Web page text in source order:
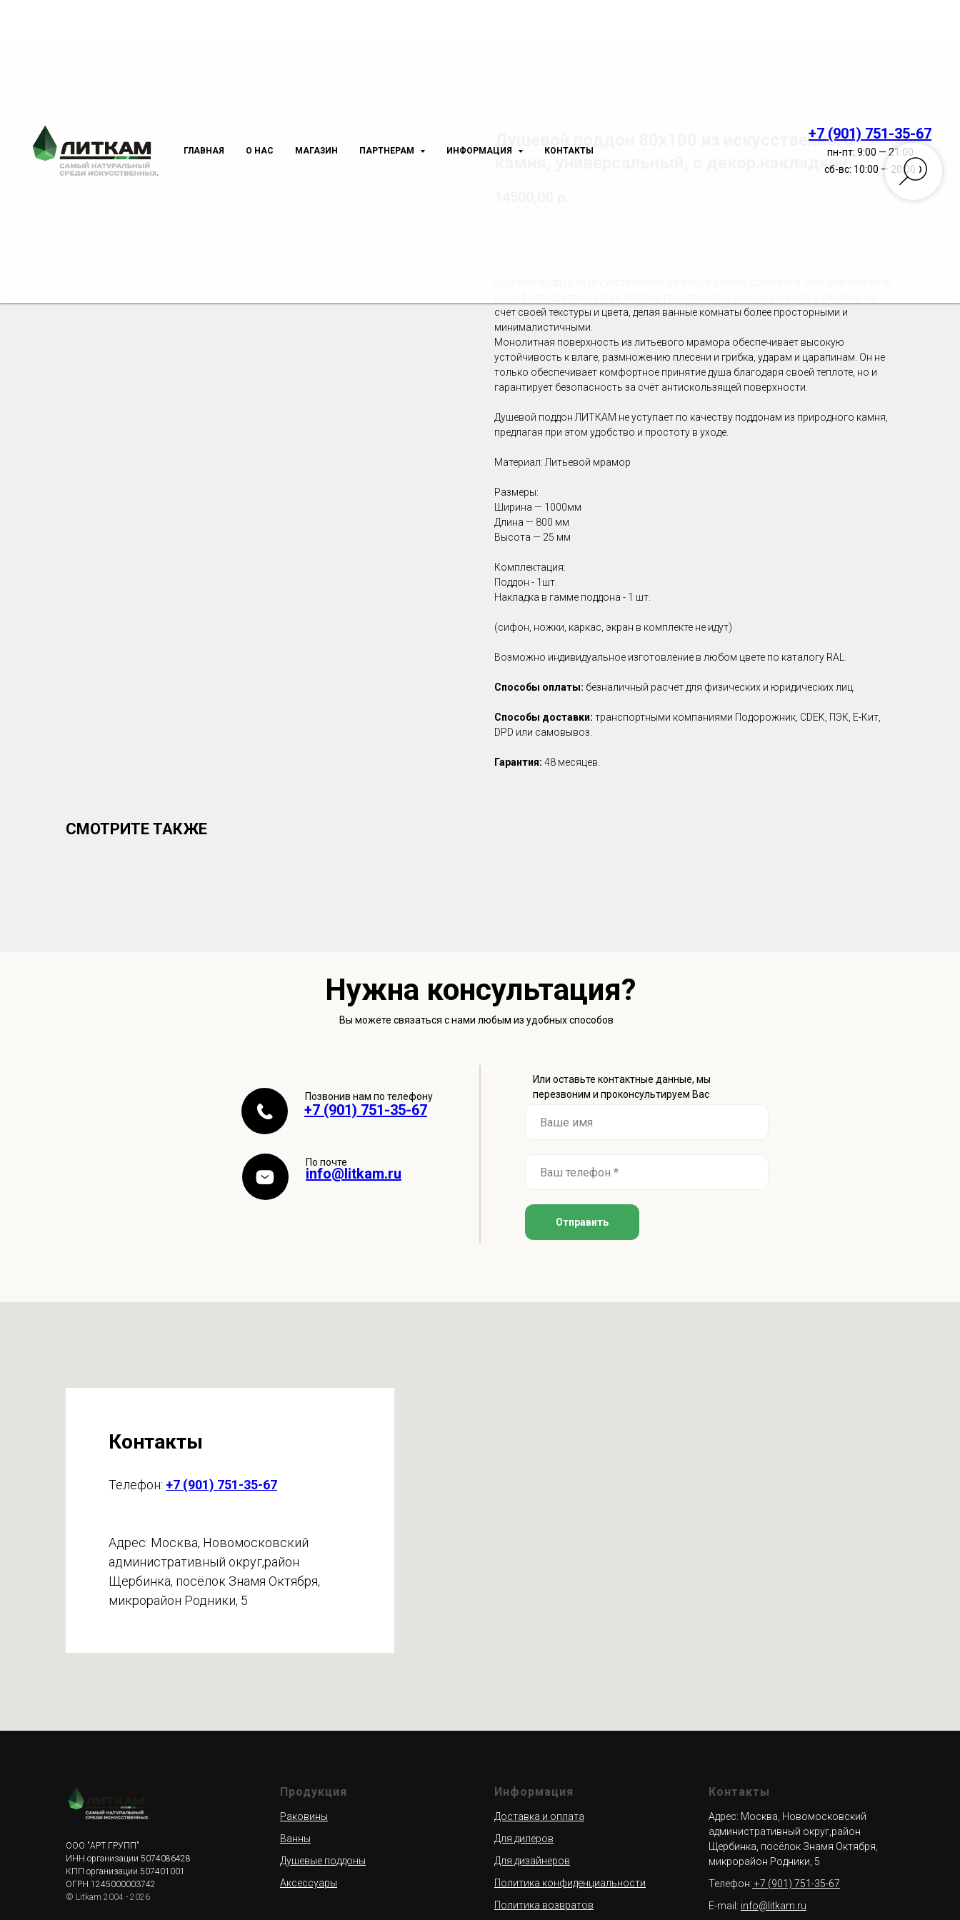
ГЛАВНАЯ О НАС МАГАЗИН ПАРТНЕРАМ ИНФОРМАЦИЯ КОНТАКТЫ
+7 (901) 751-35-67
пн-пт: 9:00 — 21:00
сб-вс: 10:00 — 20:00
Душевой поддон 80х100 из искусственного
камня, универсальный, с декор.накладкой
счет своей текстуры и цвета, делая ванные комнаты более просторными и
минималистичными.
Монолитная поверхность из литьевого мрамора обеспечивает высокую
устойчивость к влаге, размножению плесени и грибка, ударам и царапинам. Он не
только обеспечивает комфортное принятие душа благодаря своей теплоте, но и
гарантирует безопасность за счёт антискользящей поверхности.
Душевой поддон ЛИТКАМ не уступает по качеству поддонам из природного камня,
предлагая при этом удобство и простоту в уходе.
Материал: Литьевой мрамор
Размеры:
Ширина — 1000мм
Длина — 800 мм
Высота — 25 мм
Комплектация:
Поддон - 1шт.
Накладка в гамме поддона - 1 шт.
(сифон, ножки, каркас, экран в комплекте не идут)
Возможно индивидуальное изготовление в любом цвете по каталогу RAL.
Способы оплаты: безналичный расчет для физических и юридических лиц.
Способы доставки: транспортными компаниями Подорожник, CDEK, ПЭК, Е-Кит,
DPD или самовывоз.
Гарантия: 48 месяцев.
СМОТРИТЕ ТАКЖЕ
Отправить
Или оставьте контактные данные, мы
перезвоним и проконсультируем Вас
Позвонив нам по телефону
По почте
info@litkam.ru
+7 (901) 751-35-67
Нужна консультация ?
Вы можете связаться с нами любым из удобных способов
Контакты
Телефон: +7 (901) 751-35-67
Адрес: Москва, Новомосковский
административный округ,район
Щербинка, посёлок Знамя Октября,
микрорайон Родники, 5
ООО "АРТ ГРУПП"
ИНН организации 5074086428
КПП организации 507401001
ОГРН 1245000003742
© Litkam 2004 - 2026
Продукция
Раковины
Ванны
Душевые поддоны
Аксессуары
Информация
Доставка и оплата
Для дилеров
Для дизайнеров
Политика конфиденциальности
Политика возвратов
Контакты
Адрес: Москва, Новомосковский
административный округ,район
Щербинка, посёлок Знамя Октября,
микрорайон Родники, 5
Телефон: +7 (901) 751-35-67
E-mail: info@litkam.ru